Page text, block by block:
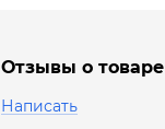
Отзывы о товаре
Написать